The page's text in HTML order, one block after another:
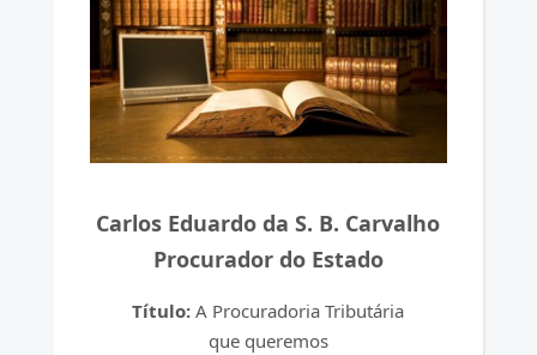
Carlos Eduardo da S. B. Carvalho
Procurador do Estado
Título:A Procuradoria Tributária
que queremos